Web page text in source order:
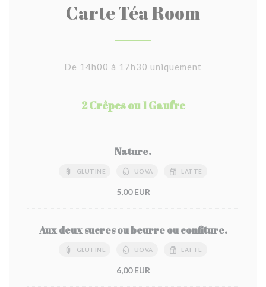
Carte Téa Room
De 14h00 à 17h30 uniquement
2 Crêpes ou 1 Gaufre
Nature.
GLUTINE UOVA LATTE
5,00 EUR
Aux deux sucres ou beurre ou confiture.
GLUTINE UOVA LATTE
6,00 EUR